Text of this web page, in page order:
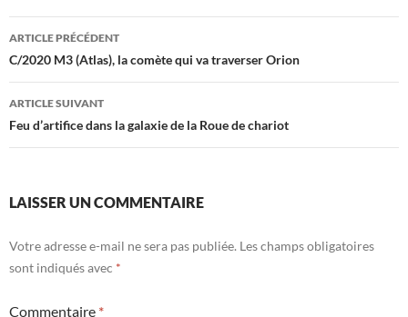
Navigation
des
articles
ARTICLE PRÉCÉDENT
C/2020 M3 (Atlas), la comète qui va traverser Orion
ARTICLE SUIVANT
Feu d’artifice dans la galaxie de la Roue de chariot
LAISSER UN COMMENTAIRE
Votre adresse e-mail ne sera pas publiée. Les champs obligatoires
sont indiqués avec *
Commentaire *